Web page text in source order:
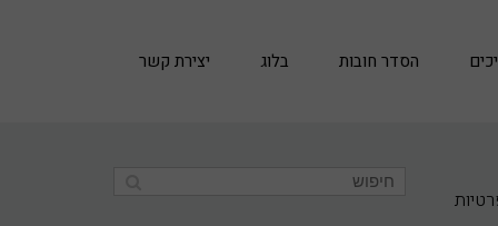
הסדר חובות בלוג יצירת קשר